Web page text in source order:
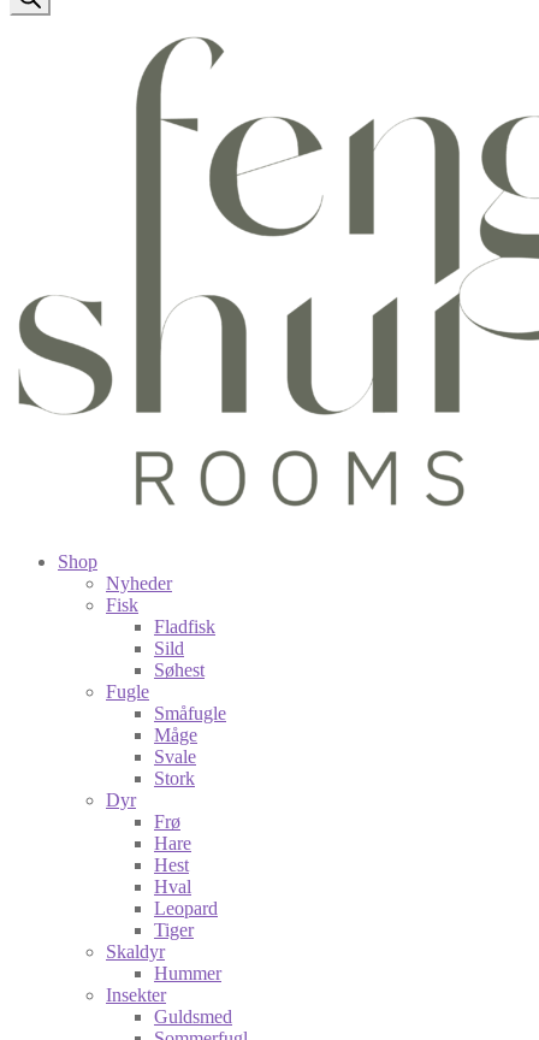
Shop
Nyheder
Fisk
Fladfisk
Sild
Søhest
Fugle
Småfugle
Måge
Svale
Stork
Dyr
Frø
Hare
Hest
Hval
Leopard
Tiger
Skaldyr
Hummer
Insekter
Guldsmed